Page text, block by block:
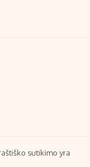
sutikimo yra